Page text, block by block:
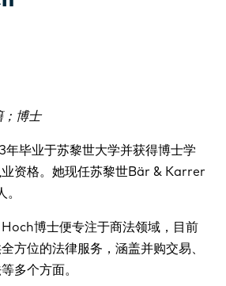
；博士
毕业于苏黎世大学并获得博士学
资格。她现任苏黎世Bär & Karrer
博士便专注于商法领域，目前
方位的法律服务，涵盖并购交易、
多个方面。